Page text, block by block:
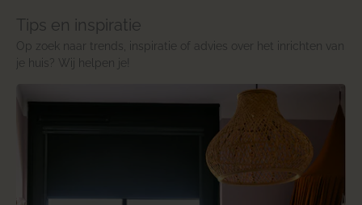
Tips en inspiratie
Op zoek naar trends, inspiratie of advies over het inrichten van
je huis? Wij helpen je!